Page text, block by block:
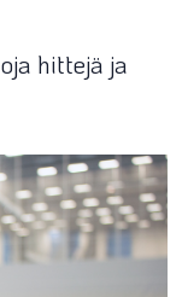
hittejä ja